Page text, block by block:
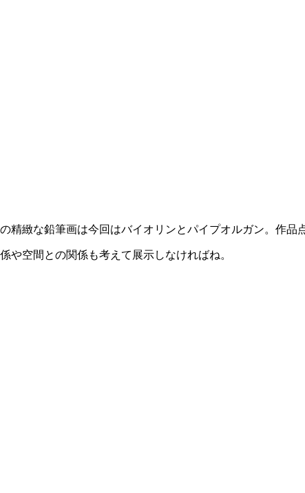
緻な鉛筆画は今回はバイオリンとパイプオルガン。作品
や空間との関係も考えて展示しなければね。